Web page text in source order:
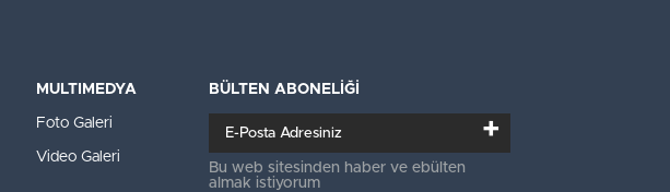
MULTIMEDYA
Foto Galeri
Video Galeri
BÜLTEN ABONELİĞİ
+
Bu web sitesinden haber ve ebülten
almak istiyorum